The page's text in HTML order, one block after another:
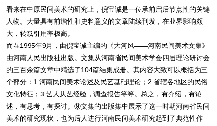
看来在中原民间美术的研究上，倪宝诚是一位承前启后节点性的关键
人物。大量具有前瞻性和史料意义的文章陆续刊发，在业界影响颇
大，转载引用率极高。
而在1995年9月，由倪宝诚主编的《大河风——河南民间美术文集》
由河南人民出版社出版。文集从河南省民间美术学会四届理论研讨会
的三百余篇文章中精选了104篇结集成册。其内容大致可以概括为三
个部分：1.河南民间美术论述及民艺基础理论；2.省辖各地区的民俗
文化特征；3.艺人从艺经验，调查报告等等。总之，有介绍，有论
述，有思考，有探讨。⑨文集的出版集中展示了这一时期河南省民间
美术的研究现状，也为后人进行河南民间美术研究起到了典范性作